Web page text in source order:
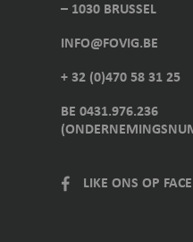
– 1030 BRUSSEL
INFO@FOVIG.BE
+ 32 (0)470 58 31 25
BE 0431.976.236
LIKE ONS OP